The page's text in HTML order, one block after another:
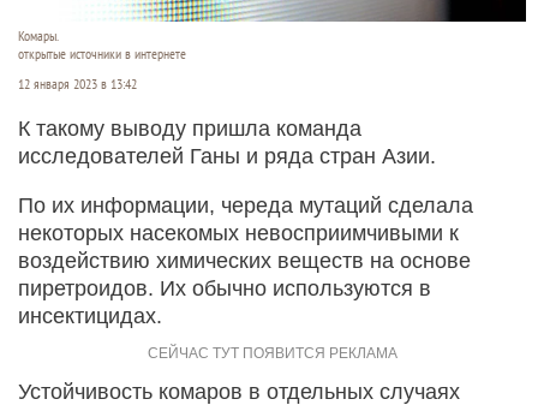
Комары.
открытые источники в интернете
12 января 2023 в 13:42
К такому выводу пришла команда
исследователей Ганы и ряда стран Азии.
По их информации, череда мутаций сделала
некоторых насекомых невосприимчивыми к
воздействию химических веществ на основе
пиретроидов. Их обычно используются в
инсектицидах.
Устойчивость комаров в отдельных случаях